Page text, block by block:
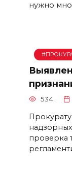
нужно
534
проверка